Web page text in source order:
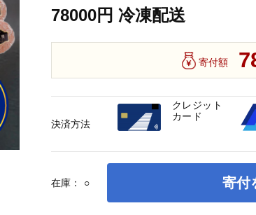
78000円 冷凍配送
寄付額
在庫： ○ 寄付
決済方法
クレジット
カード